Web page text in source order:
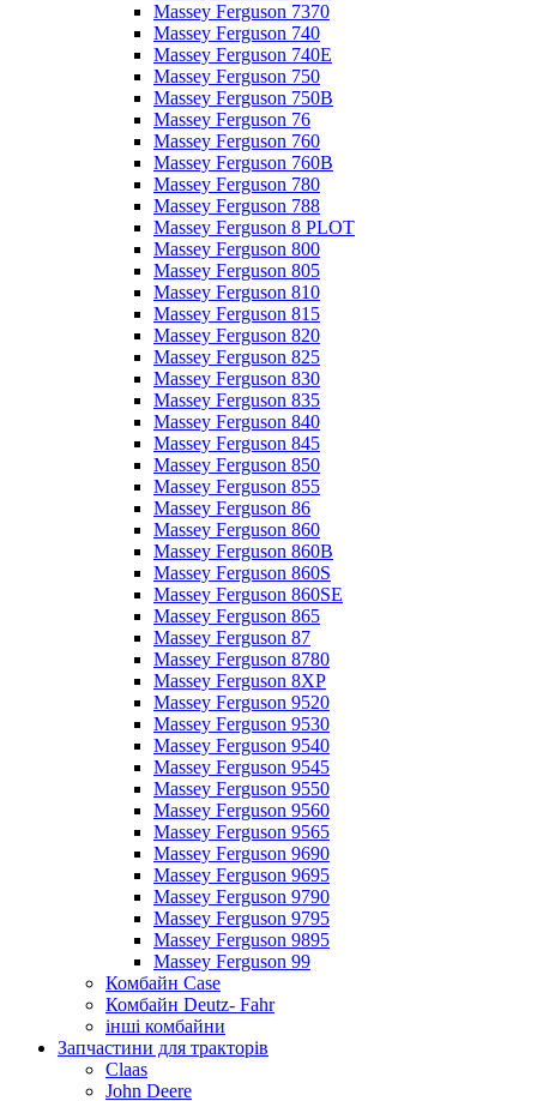
Massey Ferguson 7370
Massey Ferguson 740
Massey Ferguson 740E
Massey Ferguson 750
Massey Ferguson 750B
Massey Ferguson 76
Massey Ferguson 760
Massey Ferguson 760B
Massey Ferguson 780
Massey Ferguson 788
Massey Ferguson 8 PLOT
Massey Ferguson 800
Massey Ferguson 805
Massey Ferguson 810
Massey Ferguson 815
Massey Ferguson 820
Massey Ferguson 825
Massey Ferguson 830
Massey Ferguson 835
Massey Ferguson 840
Massey Ferguson 845
Massey Ferguson 850
Massey Ferguson 855
Massey Ferguson 86
Massey Ferguson 860
Massey Ferguson 860B
Massey Ferguson 860S
Massey Ferguson 860SE
Massey Ferguson 865
Massey Ferguson 87
Massey Ferguson 8780
Massey Ferguson 8XP
Massey Ferguson 9520
Massey Ferguson 9530
Massey Ferguson 9540
Massey Ferguson 9545
Massey Ferguson 9550
Massey Ferguson 9560
Massey Ferguson 9565
Massey Ferguson 9690
Massey Ferguson 9695
Massey Ferguson 9790
Massey Ferguson 9795
Massey Ferguson 9895
Massey Ferguson 99
Комбайн Case
Комбайн Deutz- Fahr
інші комбайни
Запчастини для тракторів
Claas
John Deere